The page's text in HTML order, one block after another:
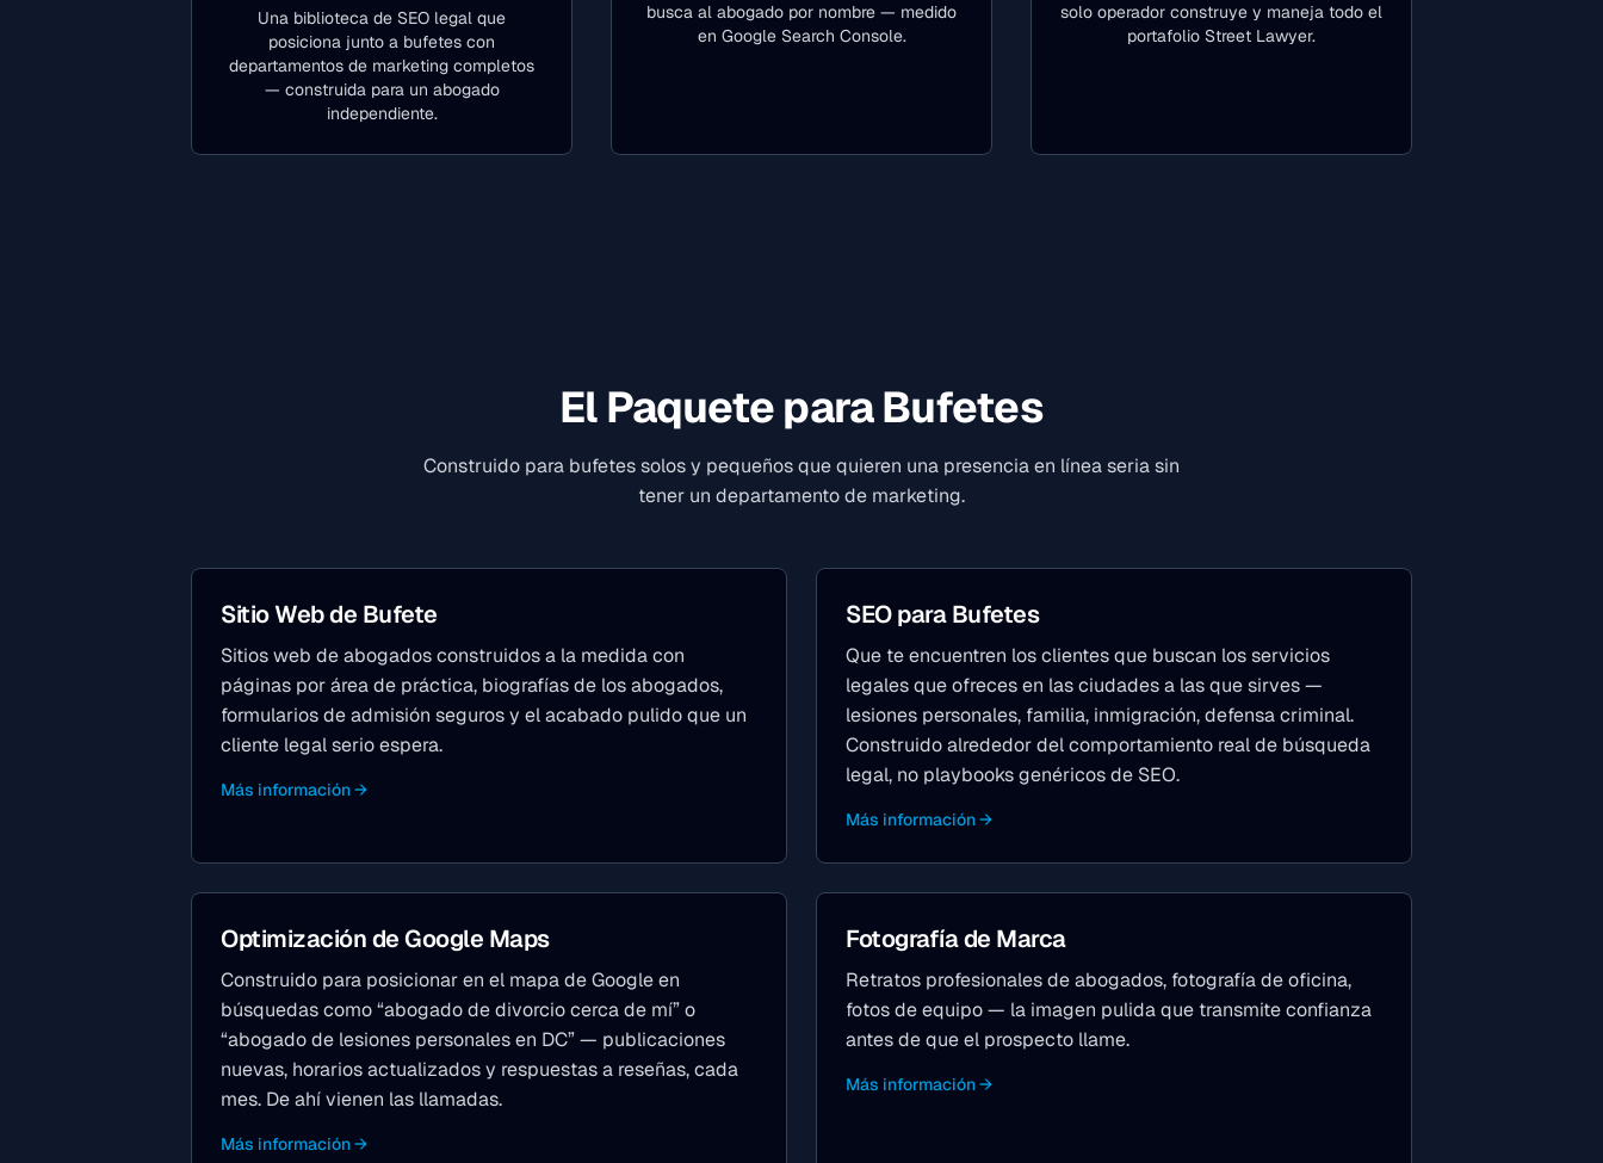
Una biblioteca de SEO legal que
posiciona junto a bufetes con
departamentos de marketing completos
— construida para un abogado
independiente.
busca al abogado por nombre — medido
en Google Search Console.
solo operador construye y maneja todo el
portafolio Street Lawyer.
El Paquete para Bufetes
Construido para bufetes solos y pequeños que quieren una presencia en línea seria sin
tener un departamento de marketing.
Sitio Web de Bufete
Sitios web de abogados construidos a la medida con
páginas por área de práctica, biografías de los abogados,
formularios de admisión seguros y el acabado pulido que un
cliente legal serio espera.
Más información →
SEO para Bufetes
Que te encuentren los clientes que buscan los servicios
legales que ofreces en las ciudades a las que sirves —
lesiones personales, familia, inmigración, defensa criminal.
Construido alrededor del comportamiento real de búsqueda
legal, no playbooks genéricos de SEO.
Más información →
Optimización de Google Maps
Construido para posicionar en el mapa de Google en
búsquedas como “abogado de divorcio cerca de mí” o
“abogado de lesiones personales en DC” — publicaciones
nuevas, horarios actualizados y respuestas a reseñas, cada
mes. De ahí vienen las llamadas.
Más información →
Fotografía de Marca
Retratos profesionales de abogados, fotografía de oficina,
fotos de equipo — la imagen pulida que transmite confianza
antes de que el prospecto llame.
Más información →